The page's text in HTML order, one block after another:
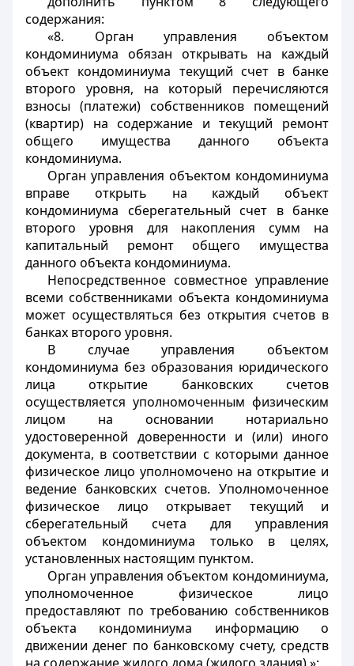
содержания:
«8. Орган управления объектом
кондоминиума обязан открывать на каждый
объект кондоминиума текущий счет в банке
второго уровня, на который перечисляются
взносы (платежи) собственников помещений
(квартир) на содержание и текущий ремонт
общего имущества данного объекта
кондоминиума.
Орган управления объектом кондоминиума
вправе открыть на каждый объект
кондоминиума сберегательный счет в банке
второго уровня для накопления сумм на
капитальный ремонт общего имущества
данного объекта кондоминиума.
Непосредственное совместное управление
всеми собственниками объекта кондоминиума
может осуществляться без открытия счетов в
банках второго уровня.
В случае управления объектом
кондоминиума без образования юридического
лица открытие банковских счетов
осуществляется уполномоченным физическим
лицом на основании нотариально
удостоверенной доверенности и (или) иного
документа, в соответствии с которыми данное
физическое лицо уполномочено на открытие и
ведение банковских счетов. Уполномоченное
физическое лицо открывает текущий и
сберегательный счета для управления
объектом кондоминиума только в целях,
установленных настоящим пунктом.
Орган управления объектом кондоминиума,
уполномоченное физическое лицо
предоставляют по требованию собственников
объекта кондоминиума информацию о
движении денег по банковскому счету, средств